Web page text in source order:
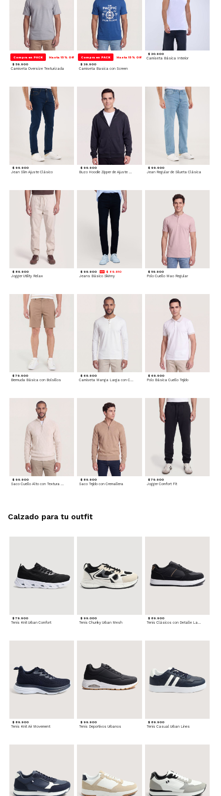
Compra en PACK Hasta 15% Off
$ 59.900
Camiseta Oversize Texturizada
Compra en PACK Hasta 15% Off
$ 39.900
Camiseta Basica con Screen
$ 20.900
Camiseta Básica Interior
$ 99.900
Jean Slim Ajuste Clásico
$ 99.900
Buzo Hoodie Zipper de Ajuste Cómodo
$ 99.900
Jean Regular de Silueta Clásica
$ 89.900
Jogger Utility Relax
$ 99.900 $ 89.910
Jeans Básico Skinny
$ 59.900
Polo Cuello Mao Regular
$ 79.900
Bermuda Básica con Bolsillos
$ 69.900
Camiseta Manga Larga con Cuello Henley
$ 69.900
Polo Básica Cuello Tejido
$ 99.900 $ 89.900
Saco Tejido con Cremallera
$ 79.900
Jogger Comfort Fit
$ 79.900
Tenis Knit Urban Comfort
$ 99.000
Tenis Chunky Urban Mesh
$ 89.900
$ 89.900
Tenis Knit Air Movement
$ 99.900
Tenis Deportivos Urbanos
$ 89.900
Tenis Casual Urban Lines
Calzado para tu outfit